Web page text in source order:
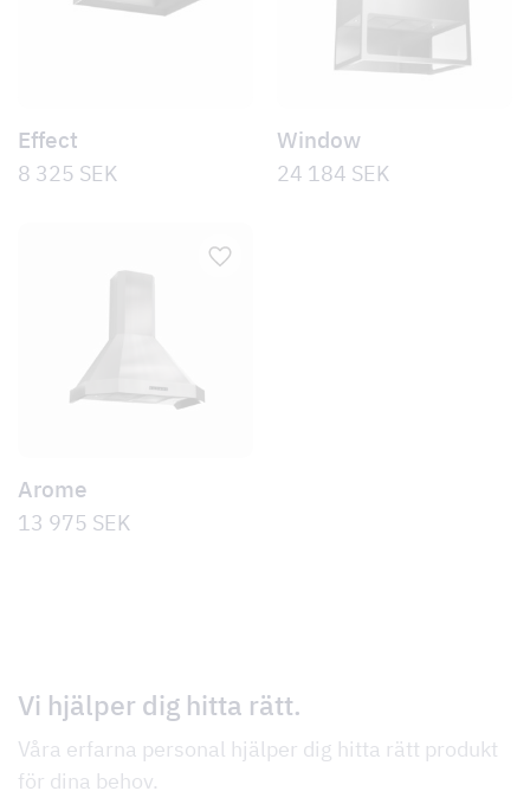
Effect
8 325 SEK
Window
24 184 SEK
Arome
13 975 SEK
Vi hjälper dig hitta rätt.
Våra erfarna personal hjälper dig hitta rätt produkt
för dina behov.